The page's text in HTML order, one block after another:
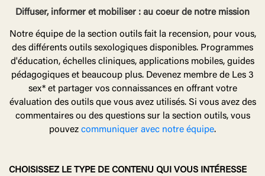
Diffuser, informer et mobiliser : au coeur de notre mission
Notre équipe de la section outils fait la recension, pour vous,
des différents outils sexologiques disponibles. Programmes
d'éducation, échelles cliniques, applications mobiles, guides
pédagogiques et beaucoup plus. Devenez membre de Les 3
sex* et partager vos connaissances en offrant votre
évaluation des outils que vous avez utilisés. Si vous avez des
commentaires ou des questions sur la section outils, vous
pouvez communiquer avec notre équipe.
CHOISISSEZ LE TYPE DE CONTENU QUI VOUS INTÉRESSE